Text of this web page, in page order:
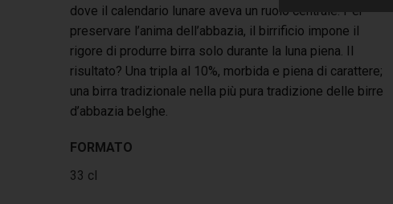
dove il calendario lunare aveva un ruolo centrale. Per
preservare l’anima dell’abbazia, il birrificio impone il
rigore di produrre birra solo durante la luna piena. Il
risultato? Una tripla al 10%, morbida e piena di carattere;
una birra tradizionale nella più pura tradizione delle birre
d’abbazia belghe.
FORMATO
33 cl